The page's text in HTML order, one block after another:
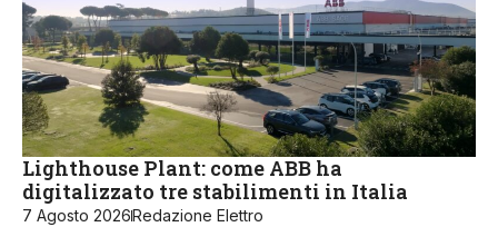
Lighthouse Plant: come ABB ha
digitalizzato tre stabilimenti in Italia
7 Agosto 2026Redazione Elettro